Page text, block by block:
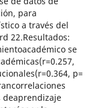
para
a través del
22.Resultados:
se
p=